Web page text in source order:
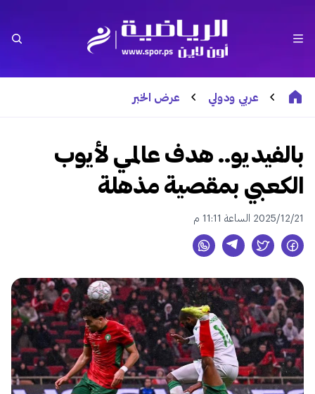
عربي ودولي عرض الخبر
بالفيديو.. هدف عالمي لأيوب
الكعبي بمقصية مذهلة
2025/12/21 الساعة 11:11 م